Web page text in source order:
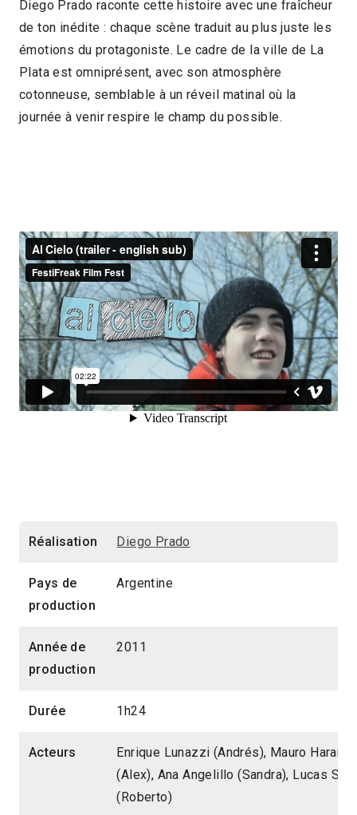
Diego Prado raconte cette histoire avec une fraîcheur
de ton inédite : chaque scène traduit au plus juste les
émotions du protagoniste. Le cadre de la ville de La
Plata est omniprésent, avec son atmosphère
cotonneuse, semblable à un réveil matinal où la
journée à venir respire le champ du possible.
Réalisation Diego Prado
Pays de
production
Argentine
Année de
production
2011
Durée 1h24
Acteurs
Enrique Lunazzi (Andrés), Mauro
(Alex), Ana Angelillo (Sandra), Lucas
(Roberto)